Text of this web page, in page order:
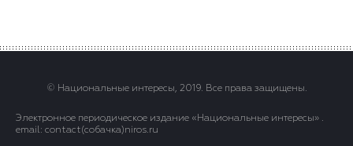
© Национальные интересы, 2019. Все права защищены.
Электронное периодическое издание «Национальные интересы» .
email: contact(сoбaчка)niros.ru